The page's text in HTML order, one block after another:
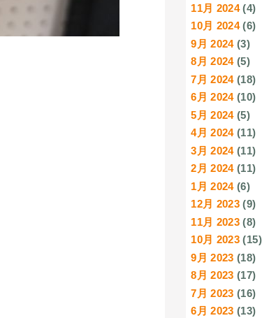
11月 2024(4)
10月 2024(6)
9月 2024(3)
8月 2024(5)
7月 2024(18)
6月 2024(10)
5月 2024(5)
4月 2024(11)
3月 2024(11)
2月 2024(11)
1月 2024(6)
12月 2023 (9)
11月 2023 (8)
10月 2023 (15)
9月 2023 (18)
8月 2023 (17)
7月 2023 (16)
6月 2023 (13)